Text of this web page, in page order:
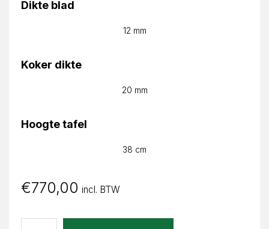
Dikte blad
12 mm
Koker dikte
20 mm
Hoogte tafel
38 cm
€770,00 incl. BTW